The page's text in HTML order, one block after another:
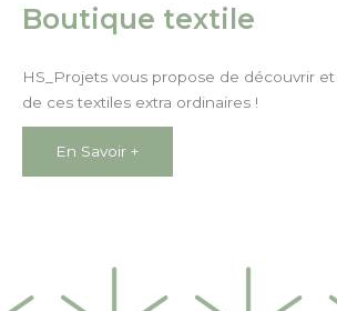
Boutique textile
HS_Projets vous propose de découvrir et
de ces textiles extra ordinaires !
En Savoir +